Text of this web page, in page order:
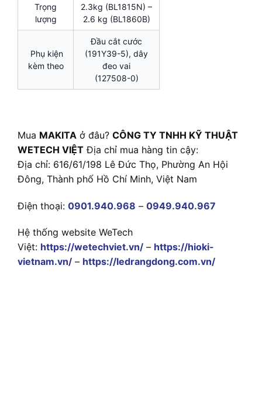
Trọng
lượng
2.3kg (BL1815N) –
2.6 kg (BL1860B)
Phụ kiện
kèm theo
Đầu cắt cước
(191Y39-5), dây
đeo vai
(127508-0)
Mua MAKITA ở đâu? CÔNG TY TNHH KỸ THUẬT
WETECH VIỆT Địa chỉ mua hàng tin cậy:
Địa chỉ: 616/61/198 Lê Đức Thọ, Phường An Hội
Đông, Thành phố Hồ Chí Minh, Việt Nam
Điện thoại: 0901.940.968 – 0949.940.967
Hệ thống website WeTech
Việt: https://wetechviet.vn/ – https://hioki-
vietnam.vn/ – https://ledrangdong.com.vn/